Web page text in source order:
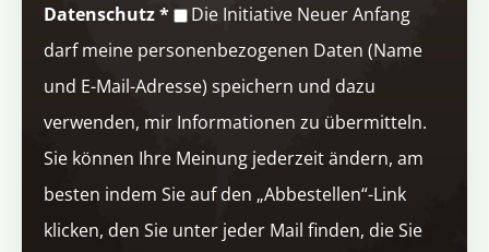
Datenschutz*
Die Initiative Neuer Anfang
darf meine personenbezogenen Daten (Name
und E-Mail-Adresse) speichern und dazu
verwenden, mir Informationen zu übermitteln.
Sie können Ihre Meinung jederzeit ändern, am
besten indem Sie auf den „Abbestellen“-Link
klicken, den Sie unter jeder Mail finden, die Sie